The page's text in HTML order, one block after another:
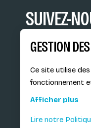
SUIVEZ-
GESTION
Ce site utilise
fonctionnement
Afficher plus
Lire notre